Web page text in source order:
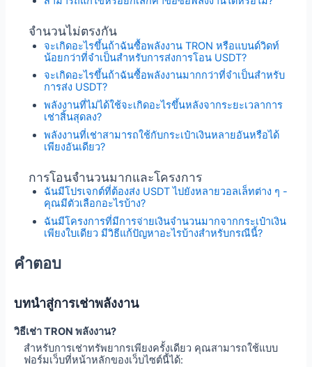
จำนวนไม่ตรงกัน
จะเกิดอะไรขึ้นถ้าฉันซื้อพลังงาน TRON หรือแบนด์วิดท์
น้อยกว่าที่จำเป็นสำหรับการส่งการโอน USDT?
จะเกิดอะไรขึ้นถ้าฉันซื้อพลังงานมากกว่าที่จำเป็นสำหรับ
การส่ง USDT?
พลังงานที่ไม่ได้ใช้จะเกิดอะไรขึ้นหลังจากระยะเวลาการ
เช่าสิ้นสุดลง?
พลังงานที่เช่าสามารถใช้กับกระเป๋าเงินหลายอันหรือได้
เพียงอันเดียว?
การโอนจำนวนมากและโครงการ
ฉันมีโปรเจกต์ที่ต้องส่ง USDT ไปยังหลายวอลเล็ทต่าง ๆ -
คุณมีตัวเลือกอะไรบ้าง?
ฉันมีโครงการที่มีการจ่ายเงินจำนวนมากจากกระเป๋าเงิน
เพียงใบเดียว มีวิธีแก้ปัญหาอะไรบ้างสำหรับกรณีนี้?
คำตอบ
บทนำสู่การเช่าพลังงาน
วิธีเช่า TRON พลังงาน?
สำหรับการเช่าทรัพยากรเพียงครั้งเดียว คุณสามารถใช้แบบ
ฟอร์มเว็บที่หน้าหลักของเว็บไซต์นี้ได้: